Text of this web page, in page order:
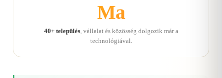
Ma
40+ település, vállalat és közösség dolgozik már a
technológiával.